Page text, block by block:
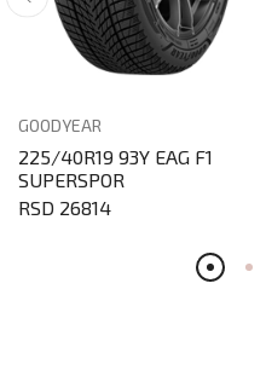
GOODYEAR
225/40R19 93Y EAG F1
SUPERSPOR
RSD 26814